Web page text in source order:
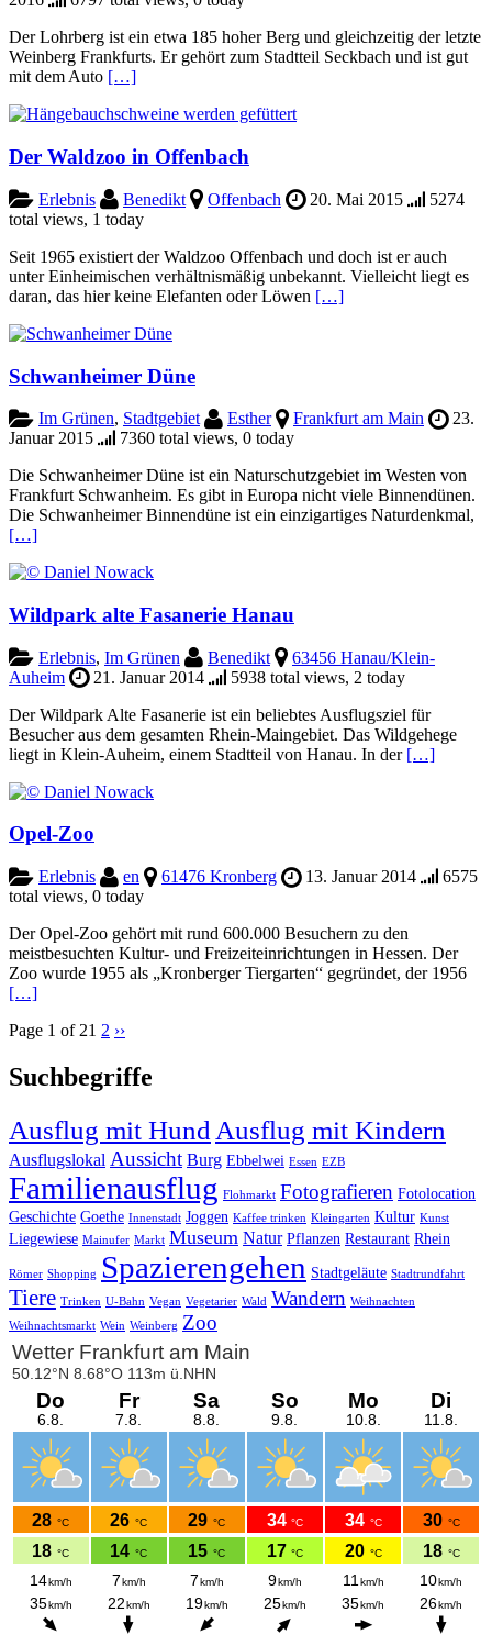
Der Lohrberg ist ein etwa 185 hoher Berg und gleichzeitig der letzte
Weinberg Frankfurts. Er gehört zum Stadtteil Seckbach und ist gut
mit dem Auto […]
Der Waldzoo in Offenbach
Erlebnis Benedikt Offenbach 20. Mai 2015
5274
total views, 1 today
Seit 1965 existiert der Waldzoo Offenbach und doch ist er auch
unter Einheimischen verhältnismäßig unbekannt. Vielleicht liegt es
daran, das hier keine Elefanten oder Löwen […]
Schwanheimer Düne
Im Grünen, Stadtgebiet Esther Frankfurt am Main
23.
Januar 2015
7360 total views, 0 today
Die Schwanheimer Düne ist ein Naturschutzgebiet im Westen von
Frankfurt Schwanheim. Es gibt in Europa nicht viele Binnendünen.
Die Schwanheimer Binnendüne ist ein einzigartiges Naturdenkmal,
[…]
Wildpark alte Fasanerie Hanau
Erlebnis, Im Grünen Benedikt
63456 Hanau/Klein-
Auheim
21. Januar 2014
5938 total views, 2 today
Der Wildpark Alte Fasanerie ist ein beliebtes Ausflugsziel für
Besucher aus dem gesamten Rhein-Maingebiet. Das Wildgehege
liegt in Klein-Auheim, einem Stadtteil von Hanau. In der […]
Opel-Zoo
Erlebnis en 61476 Kronberg 13. Januar 2014
6575
total views, 0 today
Der Opel-Zoo gehört mit rund 600.000 Besuchern zu den
meistbesuchten Kultur- und Freizeiteinrichtungen in Hessen. Der
Zoo wurde 1955 als „Kronberger Tiergarten“ gegründet, der 1956
[…]
Page 1 of 21 2 ››
Suchbegriffe
Ausflug mit Hund Ausflug mit Kindern
Ausflugslokal Aussicht Burg Ebbelwei Essen EZB
Familienausflug Flohmarkt Fotografieren Fotolocation
Geschichte Goethe Innenstadt Joggen Kaffee trinken Kleingarten Kultur Kunst
Liegewiese Mainufer Markt Museum Natur Pflanzen Restaurant Rhein
Römer Shopping Spazierengehen Stadtgeläute Stadtrundfahrt
Tiere Trinken U-Bahn Vegan Vegetarier Wald Wandern Weihnachten
Weihnachtsmarkt Wein Weinberg Zoo